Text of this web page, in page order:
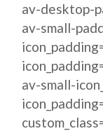
av-desktop-
av-small-
av-small-